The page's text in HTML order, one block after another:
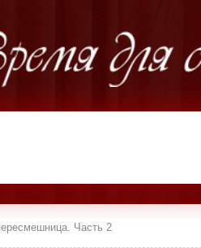
Часть 2